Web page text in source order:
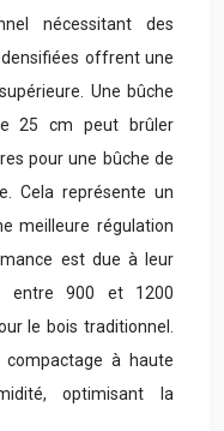
nécessitant des
offrent une
Une bûche
25 cm peut brûler
pour une bûche de
Cela représente un
meilleure régulation
est due à leur
entre 900 et 1200
le bois traditionnel.
à haute
optimisant la